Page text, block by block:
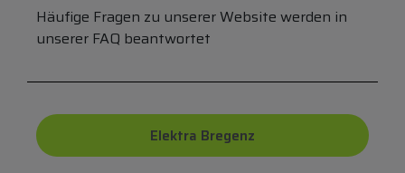
Häufige Fragen zu unserer Website werden in
unserer FAQ beantwortet
Elektra Bregenz